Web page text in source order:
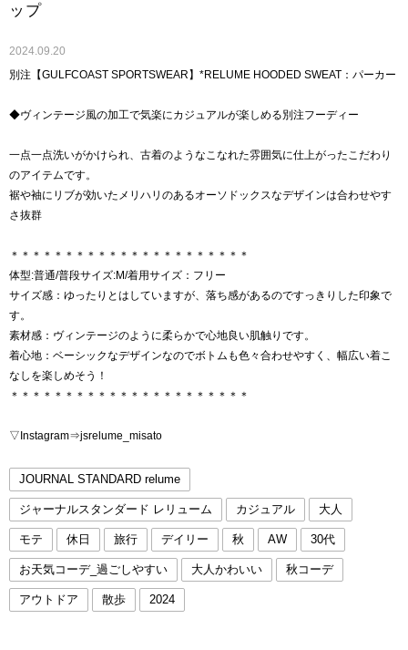
ップ
2024.09.20
別注【GULFCOAST SPORTSWEAR】*RELUME HOODED SWEAT：パーカー
◆ヴィンテージ風の加工で気楽にカジュアルが楽しめる別注フーディー
一点一点洗いがかけられ、古着のようなこなれた雰囲気に仕上がったこだわり
のアイテムです。
裾や袖にリブが効いたメリハリのあるオーソドックスなデザインは合わせやす
さ抜群
＊＊＊＊＊＊＊＊＊＊＊＊＊＊＊＊＊＊＊＊＊＊
体型:普通/普段サイズ:M/着用サイズ：フリー
サイズ感：ゆったりとはしていますが、落ち感があるのですっきりした印象で
す。
素材感：ヴィンテージのように柔らかで心地良い肌触りです。
着心地：ベーシックなデザインなのでボトムも色々合わせやすく、幅広い着こ
なしを楽しめそう！
＊＊＊＊＊＊＊＊＊＊＊＊＊＊＊＊＊＊＊＊＊＊
▽Instagram⇒jsrelume_misato
JOURNAL STANDARD relume
ジャーナルスタンダード レリューム カジュアル 大人
モテ 休日 旅行 デイリー 秋 AW 30代
お天気コーデ_過ごしやすい 大人かわいい 秋コーデ
アウトドア 散歩 2024